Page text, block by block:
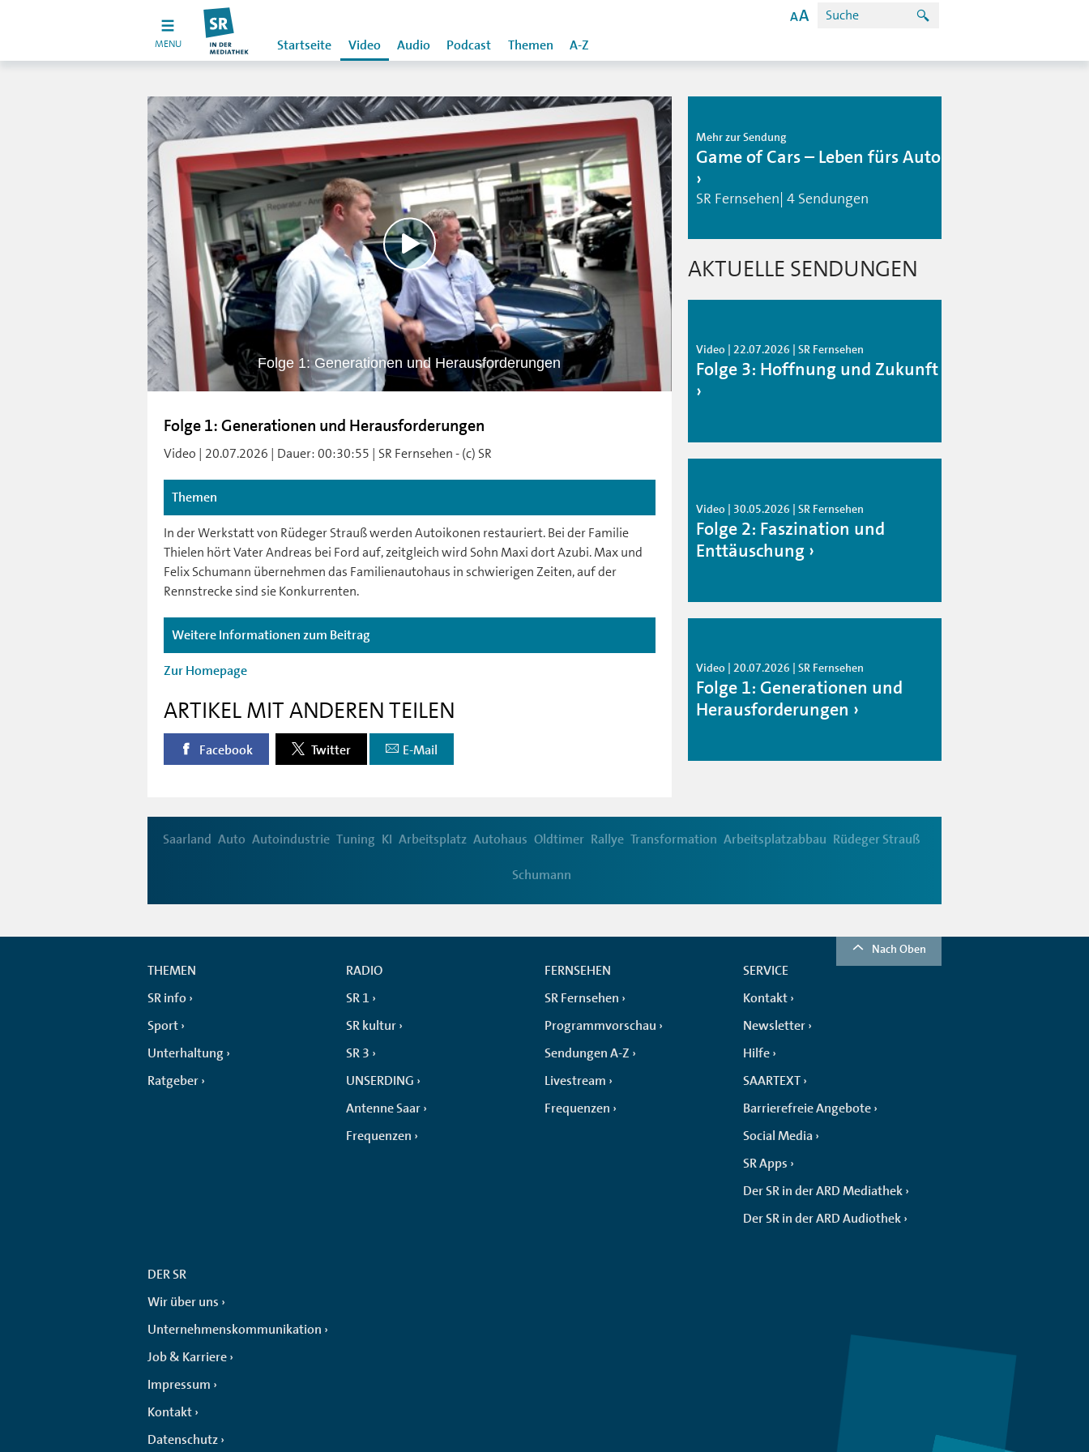
MENU Startseite Video Audio Podcast Themen A-Z
Folge 1: Generationen und Herausforderungen
Folge 1: Generationen und Herausforderungen
Video | 20.07.2026 | Dauer: 00:30:55 | SR Fernsehen - (c) SR
Themen
In der Werkstatt von Rüdeger Strauß werden Autoikonen restauriert. Bei der Familie
Thielen hört Vater Andreas bei Ford auf, zeitgleich wird Sohn Maxi dort Azubi. Max und
Felix Schumann übernehmen das Familienautohaus in schwierigen Zeiten, auf der
Rennstrecke sind sie Konkurrenten.
Weitere Informationen zum Beitrag
Zur Homepage
ARTIKEL MIT ANDEREN TEILEN
Facebook Twitter E-Mail
Mehr zur Sendung
Game of Cars – Leben fürs Auto
SR Fernsehen| 4 Sendungen
AKTUELLE SENDUNGEN
Video | 22.07.2026 | SR Fernsehen
Folge 3: Hoffnung und Zukunft
Video | 30.05.2026 | SR Fernsehen
Folge 2: Faszination und
Enttäuschung
Video | 20.07.2026 | SR Fernsehen
Folge 1: Generationen und
Herausforderungen
Saarland Auto Autoindustrie Tuning KI Arbeitsplatz Autohaus Oldtimer Rallye Transformation Arbeitsplatzabbau Rüdeger Strauß
Schumann
Nach Oben
THEMEN
SR info
Sport
Unterhaltung
Ratgeber
RADIO
SR 1
SR kultur
SR 3
UNSERDING
Antenne Saar
Frequenzen
FERNSEHEN
SR Fernsehen
Programmvorschau
Sendungen A-Z
Livestream
Frequenzen
SERVICE
Kontakt
Newsletter
Hilfe
SAARTEXT
Barrierefreie Angebote
Social Media
SR Apps
Der SR in der ARD Mediathek
Der SR in der ARD Audiothek
DER SR
Wir über uns
Unternehmenskommunikation
Job & Karriere
Impressum
Kontakt
Datenschutz